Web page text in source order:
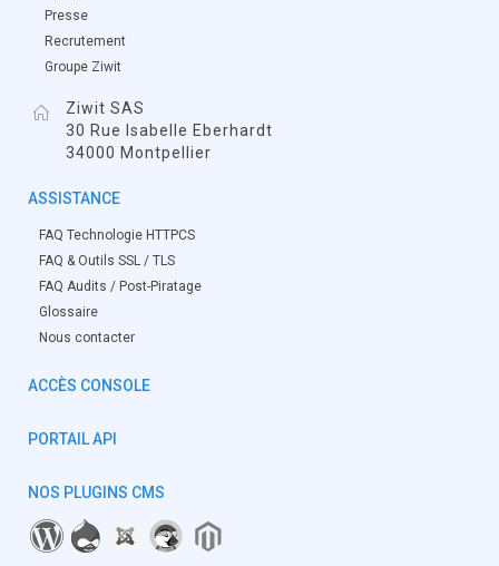
Presse
Recrutement
Groupe Ziwit
Ziwit SAS
30 Rue Isabelle Eberhardt
34000 Montpellier
ASSISTANCE
FAQ Technologie HTTPCS
FAQ & Outils SSL / TLS
FAQ Audits / Post-Piratage
Glossaire
Nous contacter
ACCÈS CONSOLE
PORTAIL API
NOS PLUGINS CMS